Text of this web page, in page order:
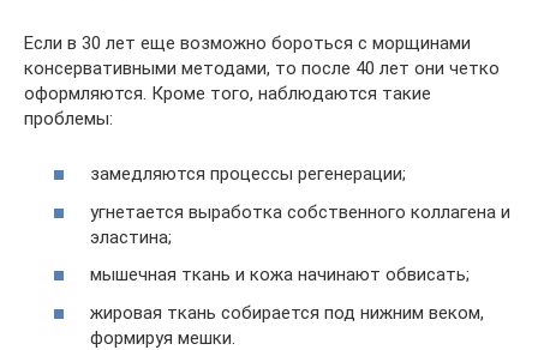
Если в 30 лет еще возможно бороться с морщинами
консервативными методами, то после 40 лет они четко
оформляются. Кроме того, наблюдаются такие
проблемы:
замедляются процессы регенерации;
угнетается выработка собственного коллагена и
эластина;
мышечная ткань и кожа начинают обвисать;
жировая ткань собирается под нижним веком,
формируя мешки.